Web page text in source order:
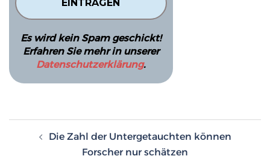
Es wird kein Spam geschickt!
Erfahren Sie mehr in unserer
Datenschutzerklärung.
Die Zahl der Untergetauchten können
Forscher nur schätzen